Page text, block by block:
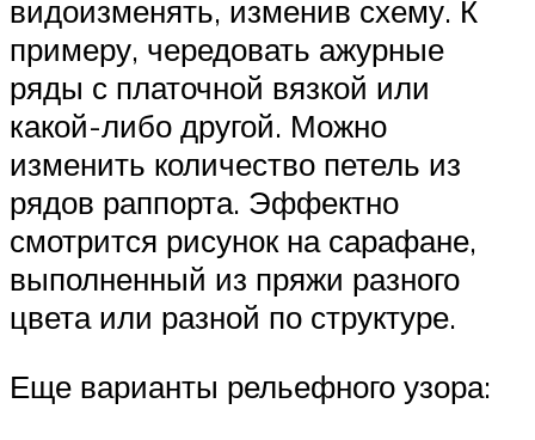
видоизменять, изменив схему. К
примеру, чередовать ажурные
ряды с платочной вязкой или
какой-либо другой. Можно
изменить количество петель из
рядов раппорта. Эффектно
смотрится рисунок на сарафане,
выполненный из пряжи разного
цвета или разной по структуре.
Еще варианты рельефного узора: